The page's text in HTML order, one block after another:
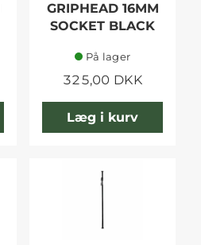
GRIPHEAD 16MM
SOCKET BLACK
På lager
325,00 DKK
Læg i kurv